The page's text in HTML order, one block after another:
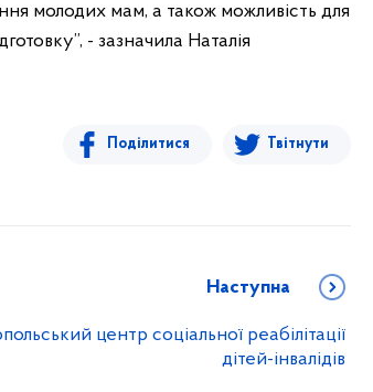
молодих мам, а також можливість для
- зазначила Наталія
Поділитися Твітнути
Наступна
центр соціальної реабілітації
дітей-інвалідів